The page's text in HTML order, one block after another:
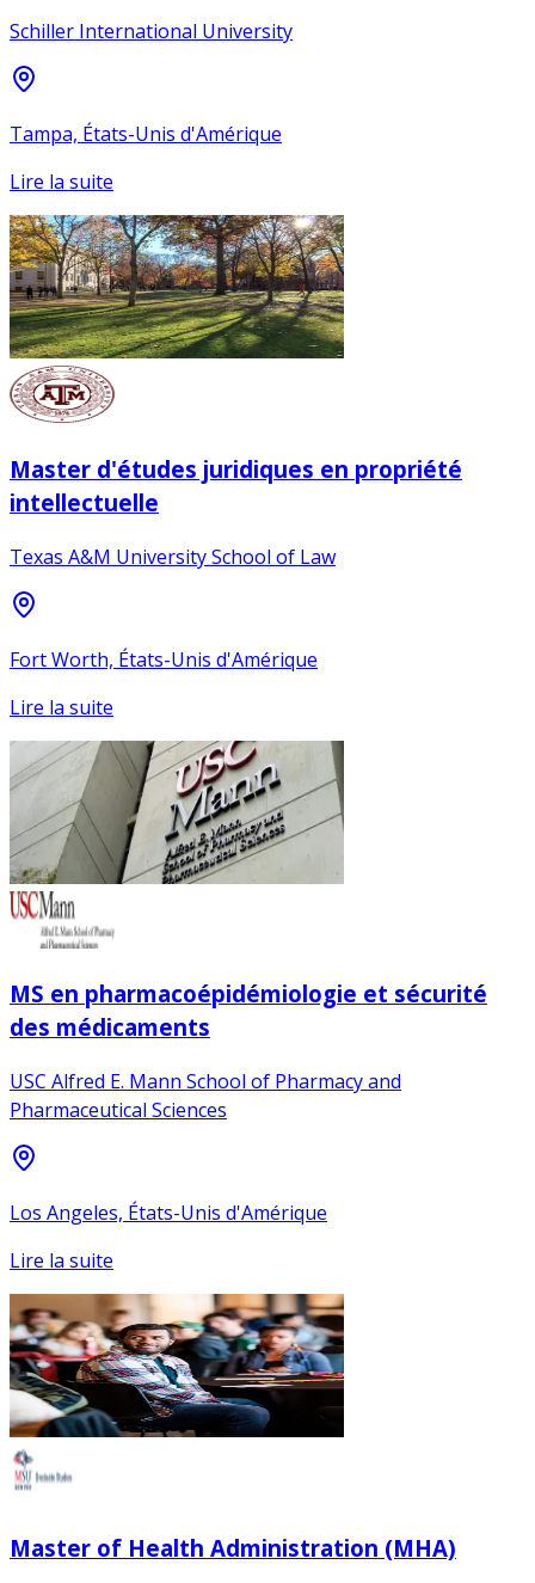
Schiller International University
Tampa, États-Unis d'Amérique
Lire la suite
Master d'études juridiques en propriété
intellectuelle
Texas A&M University School of Law
Fort Worth, États-Unis d'Amérique
Lire la suite
MS en pharmacoépidémiologie et sécurité
des médicaments
USC Alfred E. Mann School of Pharmacy and
Pharmaceutical Sciences
Los Angeles, États-Unis d'Amérique
Lire la suite
Master of Health Administration (MHA)